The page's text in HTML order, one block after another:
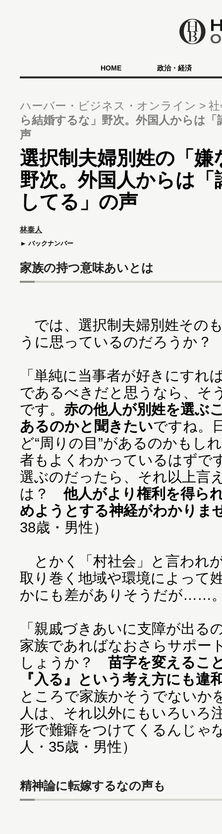
HOME 政治・経済
ハーバー・ビジネス・オンライン
ら結婚するな」野次。外国人からは
声
選択制夫婦別姓の「
野次。外国人からは
してる」の声
林泰人
バックナンバー
家族の持つ意味あいとは
では、選択制夫婦別姓その
うに思っているのだろうか？
「単純に当事者が好きにすれ
であるべきだと思うなら、そ
です。 赤の他人が別姓を選ぶ
あるのかと聞きたいですね。
ど“周りの目”があるのかもし
者もよくわかっているはずで
選ぶのだったら、それ以上言
は？他人がより権利を得ら
めようとする神経がわかりま
38歳・男性）
とかく「村社会」と言われ
取り巻く地域や環境によって
かにも差がありそうだが……
「親戚づきあいに支障が出る
家族であればなおさらサポー
しょうか？ 苗字を変えるこ
『入る』という考え方にも違
ところで家族かそうでないか
人は、それ以外にもいろいろ
形で難癖をつけてくるんじゃ
人・35歳・男性）
精神論に転嫁するなの声も